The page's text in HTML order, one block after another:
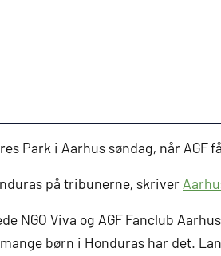
Park i Aarhus søndag, når AGF
på tribunerne, skriver
NGO Viva og AGF Fanclub
børn i Honduras har det.